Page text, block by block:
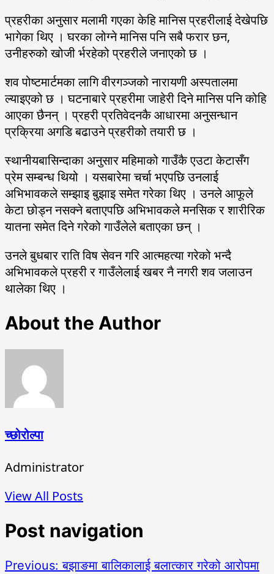
प्रहरीका अनुसार मलामी गएका केहि मानिस प्रहरीलाई देखेपछि
भागेका थिए । घरका लोग्ने मानिस पनि सबै फरार छन,
उनीहरुको खोजी र्भरहेको प्रहरीले जनाएको छ ।
शव पोष्टमार्टमका लागि वीरगञ्जको नारायणी अस्पतालमा
ल्याइएको छ । घटनाबारे प्रहरीमा जाहेरी दिने मानिस पनि कोहि
आएका छैनन् । प्रहरी प्रतिवेदनकै आधारमा अनुसन्धान
प्रक्रिया अगडि बढाउने प्रहरीको तयारी छ ।
स्थानीयबासिन्दाका अनुसार महिमाको गाउँकै एउटा केटासँग
प्रेम सम्बन्ध थियो । यसबारेमा चर्चा भएपछि उनलाई
अभिभावकले सम्झाइ बुझाइ समेत गरेका थिए । उनले आफूले
केटा छोड्न नसक्ने बताएपछि अभिभावकले मनसिक र शारीरिक
यातना समेत दिने गरेको गाउँलेले बताएका छन् ।
उनले बुधबार राति विष सेवन गरि आत्महत्या गरेको भन्दै
अभिभावकले प्रहरी र गाउँलेलाई खबर नै नगरी शव जलाउन
थालेका थिए ।
About the Author
च्छोरोल्पा
Administrator
View All Posts
Post navigation
Previous:बझाङमा बालिकालाई बलात्कार गरेको आरोपमा